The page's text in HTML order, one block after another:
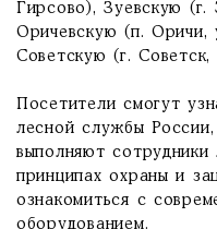
Гирсово), Зуевскую (г.
Оричевскую (п. Оричи,
Советскую (г.
Посетители смогут
лесной службы
выполняют сотрудники
принципах охраны и
ознакомиться с
оборудованием.